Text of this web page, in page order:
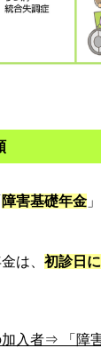
障害基礎年金
は、 初診日
入者⇒ 「障